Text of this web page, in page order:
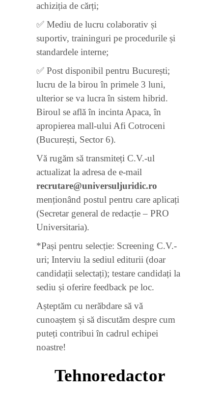
achiziția de cărți;
✅ Mediu de lucru colaborativ și
suportiv, traininguri pe procedurile și
standardele interne;
✅ Post disponibil pentru București;
lucru de la birou în primele 3 luni,
ulterior se va lucra în sistem hibrid.
Biroul se află în incinta Apaca, în
apropierea mall-ului Afi Cotroceni
(București, Sector 6).
Vă rugăm să transmiteți C.V.-ul
actualizat la adresa de e-mail
recrutare@universuljuridic.ro
menționând postul pentru care aplicați
(Secretar general de redacție – PRO
Universitaria).
*Pași pentru selecție: Screening C.V.-
uri; Interviu la sediul editurii (doar
candidații selectați); testare candidați la
sediu și oferire feedback pe loc.
Așteptăm cu nerăbdare să vă
cunoaștem și să discutăm despre cum
puteți contribui în cadrul echipei
noastre!
Tehnoredactor